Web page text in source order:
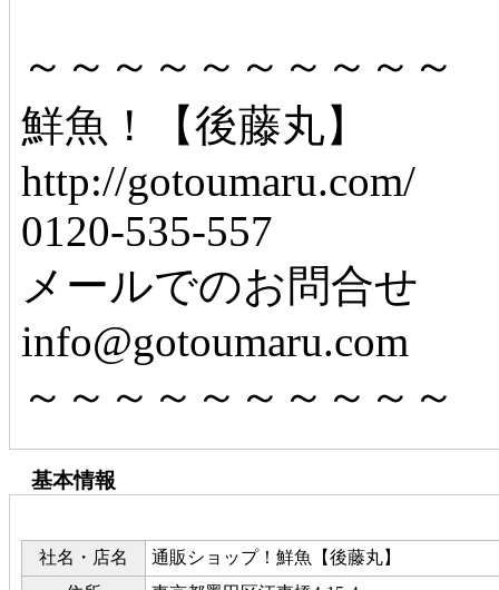
～～～～～～～～～～
鮮魚！【後藤丸】
http://gotoumaru.com/
0120-535-557
メールでのお問合せ
info@gotoumaru.com
～～～～～～～～～～
基本情報
社名・店名
通販ショップ！鮮魚【後藤丸】